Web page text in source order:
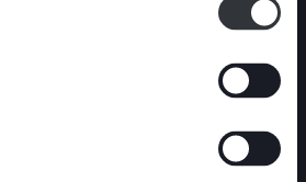
runt i verkstaden, uppleva arbetsmiljön
möter varje dag. Johan Magnusson
en värld av skjutspjällsventiler och